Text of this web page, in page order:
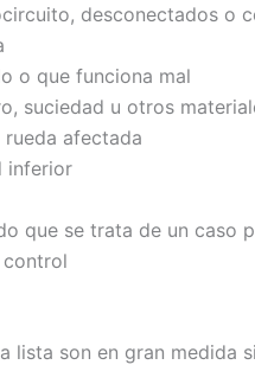
desconectados o
o que funciona mal
suciedad u otros
afectada
inferior
que se trata de un
son en gran medida